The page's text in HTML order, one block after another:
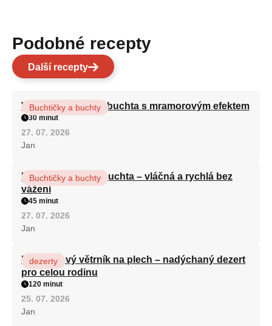
Podobné recepty
Další recepty
Vláčná olejová litá buchta s mramorovým efektem
Buchtičky a buchty
30 minut
27. 07. 2026
Jan
Hrnková maková buchta – vláčná a rychlá bez
vážení
Buchtičky a buchty
45 minut
27. 07. 2026
Jan
Karamelový větrník na plech – nadýchaný dezert
pro celou rodinu
dezerty
120 minut
25. 07. 2026
Jan